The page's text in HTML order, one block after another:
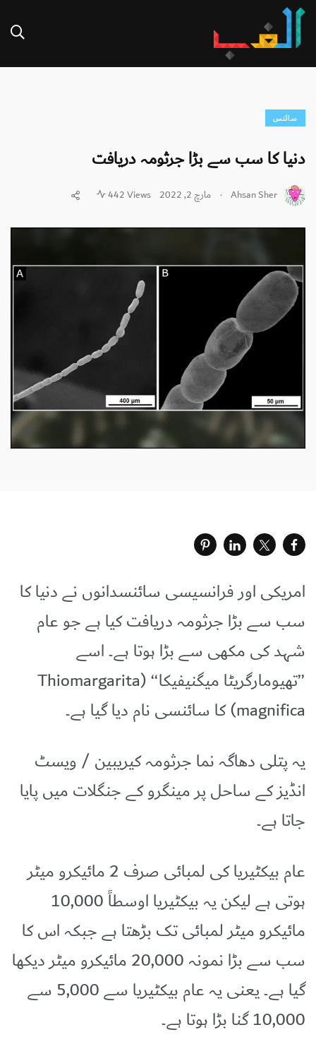
سائنس
دنیا کا سب سے بڑا جرثومہ دریافت
Ahsan Sher
. مارچ 2, 2022 442 Views
امریکی اور فرانسیسی سائنسدانوں نے دنیا کا
سب سے بڑا جرثومہ دریافت کیا ہے جو عام
شہد کی مکھی سے بڑا ہوتا ہے۔ اسے
’’تھیومارگریٹا میگنیفیکا‘‘ (Thiomargarita
magnifica) کا سائنسی نام دیا گیا ہے۔
یہ پتلی دھاگہ نما جرثومہ کیریبین / ویسٹ
انڈیز کے ساحل پر مینگرو کے جنگلات میں پایا
جاتا ہے۔
عام بیکٹیریا کی لمبائی صرف 2 مائیکرو میٹر
ہوتی ہے لیکن یہ بیکٹیریا اوسطاً 10,000
مائیکرو میٹر لمبائی تک بڑھتا ہے جبکہ اس کا
سب سے بڑا نمونہ 20,000 مائیکرو میٹر دیکھا
گیا ہے۔ یعنی یہ عام بیکٹیریا سے 5,000 سے
10,000 گنا بڑا ہوتا ہے۔